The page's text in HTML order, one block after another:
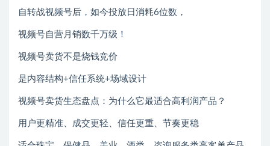
自转战视频号后，如今投放日消耗6位数，
视频号自营月销数千万级！
视频号卖货不是烧钱竞价
是内容结构+信任系统+场域设计
视频号卖货生态盘点：为什么它最适合高利润产品？
用户更精准、成交更轻、信任更重、节奏更稳